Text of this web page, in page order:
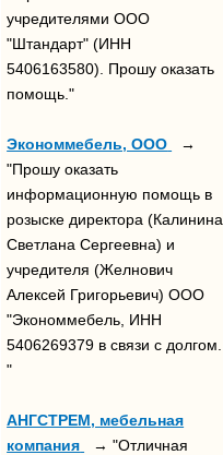
учредителями ООО
"Штандарт" (ИНН
5406163580). Прошу оказать
помощь."
Экономмебель, ООО
→
"Прошу оказать
информационную помощь в
розыске директора (Калинина
Светлана Сергеевна) и
учредителя (Желнович
Алексей Григорьевич) ООО
"Экономмебель, ИНН
5406269379 в связи с долгом.
"
АНГСТРЕМ, мебельная
компания
→ "Отличная